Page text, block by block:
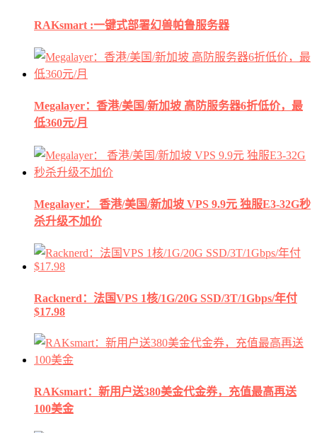
RAKsmart :一键式部署幻兽帕鲁服务器
Megalayer：香港/美国/新加坡 高防服务器6折低价，最
低360元/月
Megalayer： 香港/美国/新加坡 VPS 9.9元 独服E3-32G秒
杀升级不加价
Racknerd：法国VPS 1核/1G/20G SSD/3T/1Gbps/年付
$17.98
RAKsmart：新用户送380美金代金券，充值最高再送
100美金